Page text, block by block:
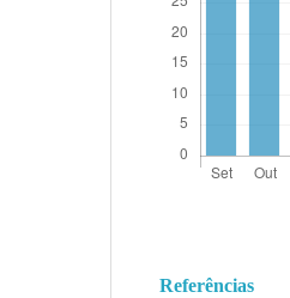
Referências